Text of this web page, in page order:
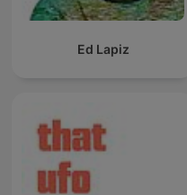
Ed Lapiz